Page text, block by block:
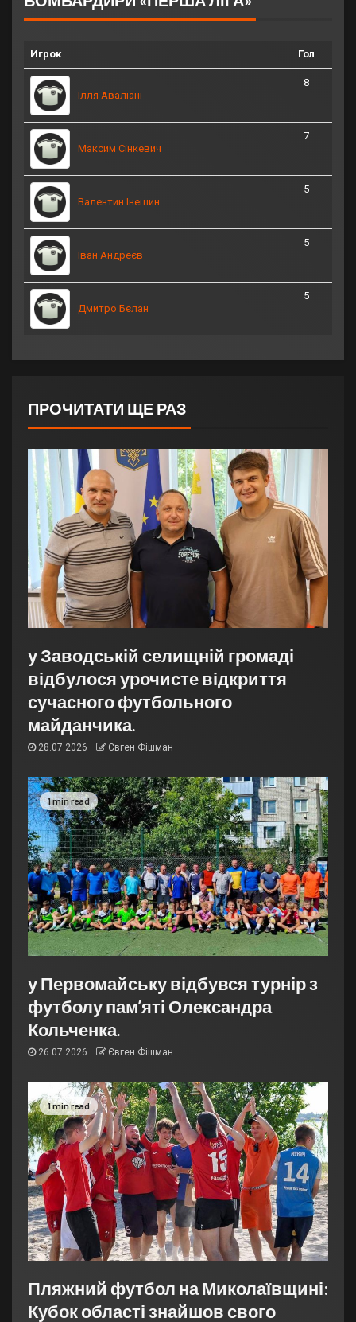
Игрок Гол
Ілля Аваліані
8
Максим Сінкевич
7
Валентин Інешин
5
Іван Андреєв
5
Дмитро Бєлан
5
ПРОЧИТАТИ ЩЕ РАЗ
у Заводській селищній громаді
відбулося урочисте відкриття
сучасного футбольного
майданчика.
28.07.2026 Євген Фішман
1 min read
у Первомайську відбувся турнір з
футболу пам’яті Олександра
Кольченка.
26.07.2026 Євген Фішман
1 min read
Пляжний футбол на Миколаївщині:
Кубок області знайшов свого